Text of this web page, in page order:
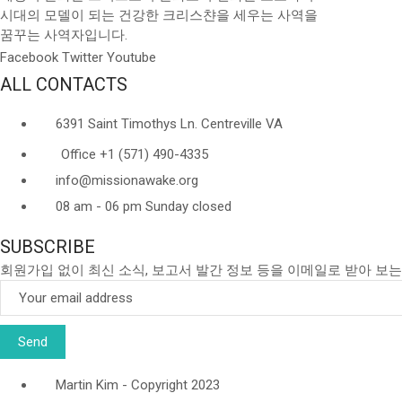
시대의 모델이 되는 건강한 크리스챤을 세우는 사역을
꿈꾸는 사역자입니다.
Facebook Twitter Youtube
ALL CONTACTS
6391 Saint Timothys Ln. Centreville VA
Office +1 (571) 490-4335
info@missionawake.org
08 am - 06 pm Sunday closed
SUBSCRIBE
회원가입 없이 최신 소식, 보고서 발간 정보 등을 이메일로 받아 보
Martin Kim - Copyright 2023